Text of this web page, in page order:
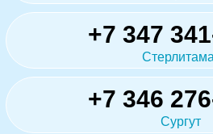
+7 347
+7 346
Сургут